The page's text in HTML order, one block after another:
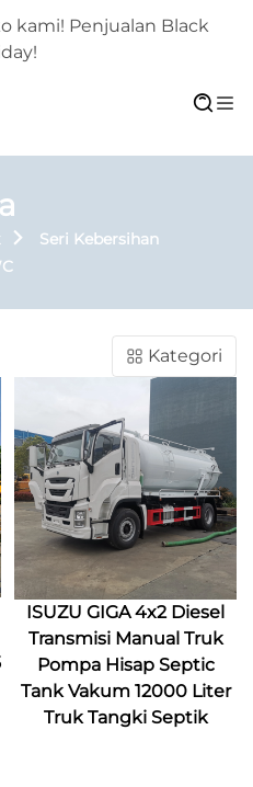
kami! Penjualan Black
Seri Kebersihan
Kategori
ISUZU GIGA 4x2 Diesel
Transmisi Manual Truk
Pompa Hisap Septic
Tank Vakum 12000 Liter
Truk Tangki Septik